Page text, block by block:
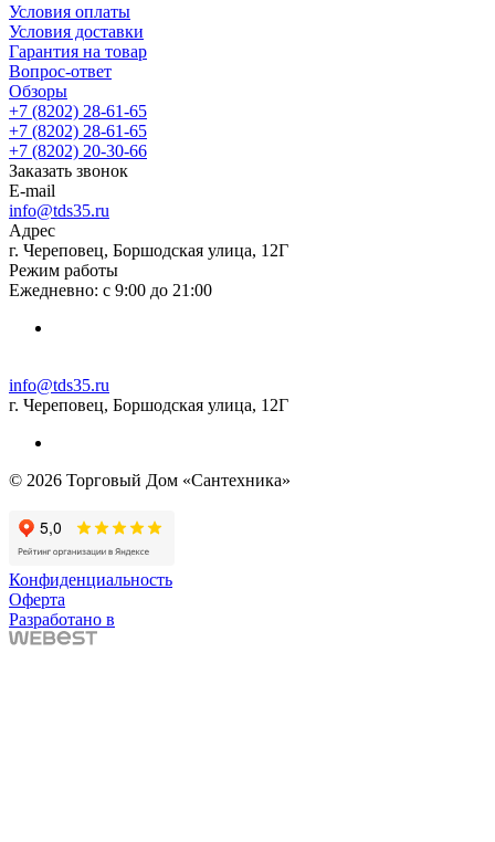
Условия оплаты
Условия доставки
Гарантия на товар
Вопрос-ответ
Обзоры
+7 (8202) 28‑61-65
+7 (8202) 28‑61-65
+7 (8202) 20‑30-66
Заказать звонок
E-mail
info@tds35.ru
Адрес
г. Череповец, Боршодская улица, 12Г
Режим работы
Ежедневно: с 9:00 до 21:00
info@tds35.ru
г. Череповец, Боршодская улица, 12Г
© 2026 Торговый Дом «Сантехника»
Конфиденциальность
Оферта
Разработано в